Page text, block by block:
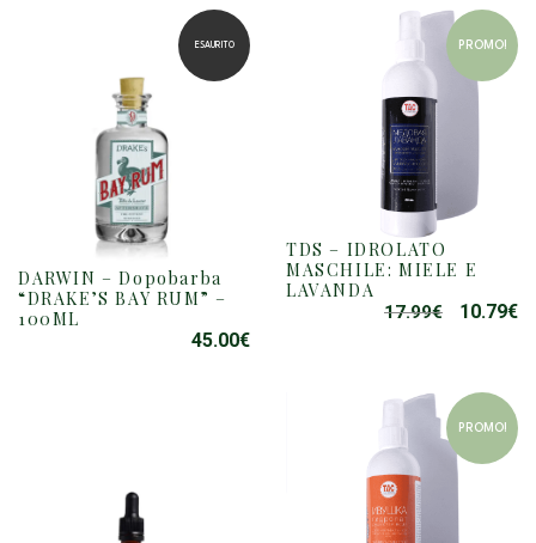
ESAURITO
DARWIN – Dopobarba
“DRAKE’S BAY RUM” –
100ML
45.00€
PROMO!
TDS – IDROLATO
MASCHILE: MIELE E
LAVANDA
17.99€
IL
ERA:
17.99€.
10.79€IL
PROMO!